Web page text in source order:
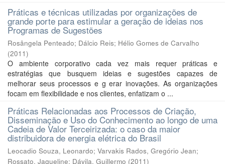
Práticas e técnicas utilizadas por organizações de
grande porte para estimular a geração de ideias nos
Programas de Sugestões
Rosângela Penteado; Dálcio Reis; Hélio Gomes de Carvalho
(2011)
O ambiente corporativo cada vez mais requer práticas e
estratégias que busquem ideias e sugestões capazes de
melhorar seus processos e g erar inovações. As organizações
focam em flexibilidade e nos clientes, enfatizam o ...
Práticas Relacionadas aos Processos de Criação,
Disseminação e Uso do Conhecimento ao longo de uma
Cadeia de Valor Terceirizada: o caso da maior
distribuidora de energia elétrica do Brasil
Leocadio Souza, Leonardo; Varvakis Rados, Gregório Jean;
Rossato, Jaqueline; Dávila, Guillermo (2011)